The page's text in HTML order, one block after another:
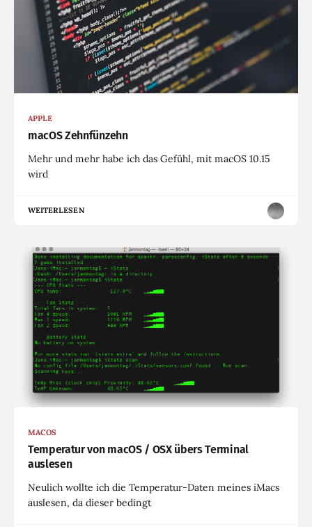
APPLE
macOS Zehnfünzehn
Mehr und mehr habe ich das Gefühl, mit macOS 10.15
wird
WEITERLESEN
MACOS
Temperatur von macOS / OSX übers Terminal
auslesen
Neulich wollte ich die Temperatur-Daten meines iMacs
auslesen, da dieser bedingt